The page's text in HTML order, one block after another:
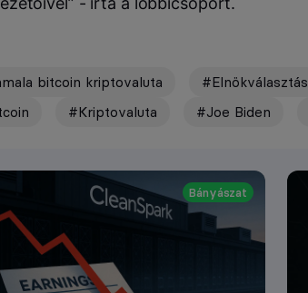
bitcoin kriptovaluta #Elnökválasztás
#Kriptovaluta #Joe Biden
Bányászat